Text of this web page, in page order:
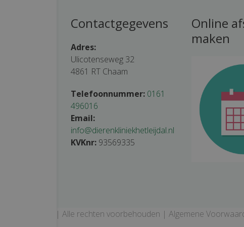
Contactgegevens
Adres:
Ulicotenseweg 32
4861 RT Chaam
Telefoonnummer: 0161
496016
Email:
info@dierenkliniekhetleijdal.nl
KVKnr: 93569335
Online
maken
't Leijdal | Alle rechten voorbehouden |Algemene